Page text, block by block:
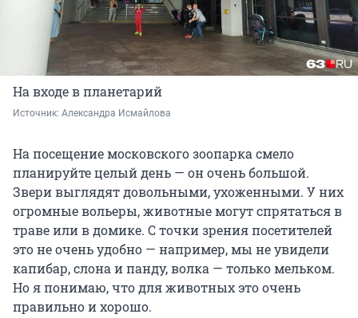
На входе в планетарий
Источник: Александра Исмайлова
На посещение московского зоопарка смело
планируйте целый день — он очень большой.
Звери выглядят довольными, ухоженными. У них
огромные вольеры, животные могут спрятаться в
траве или в домике. С точки зрения посетителей
это не очень удобно — например, мы не увидели
капибар, слона и панду, волка — только мельком.
Но я понимаю, что для животных это очень
правильно и хорошо.